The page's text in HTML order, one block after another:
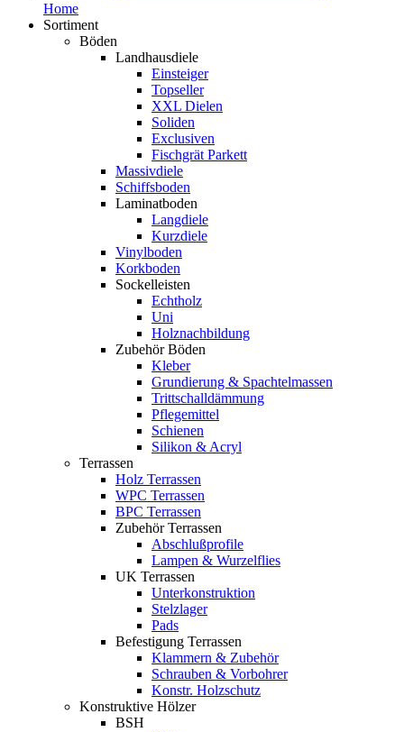
Home
Sortiment
Böden
Landhausdiele
Einsteiger
Topseller
XXL Dielen
Soliden
Exclusiven
Fischgrät Parkett
Massivdiele
Schiffsboden
Laminatboden
Langdiele
Kurzdiele
Vinylboden
Korkboden
Sockelleisten
Echtholz
Uni
Holznachbildung
Zubehör Böden
Kleber
Grundierung & Spachtelmassen
Trittschalldämmung
Pflegemittel
Schienen
Silikon & Acryl
Terrassen
Holz Terrassen
WPC Terrassen
BPC Terrassen
Zubehör Terrassen
Abschlußprofile
Lampen & Wurzelflies
UK Terrassen
Unterkonstruktion
Stelzlager
Pads
Befestigung Terrassen
Klammern & Zubehör
Schrauben & Vorbohrer
Konstr. Holzschutz
Konstruktive Hölzer
BSH